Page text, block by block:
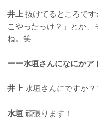
井上 抜けてるところで
こやったっけ？」とか、
ね。笑
ーー水垣さんになにかア
井上 水垣さんにですか
水垣 頑張ります！